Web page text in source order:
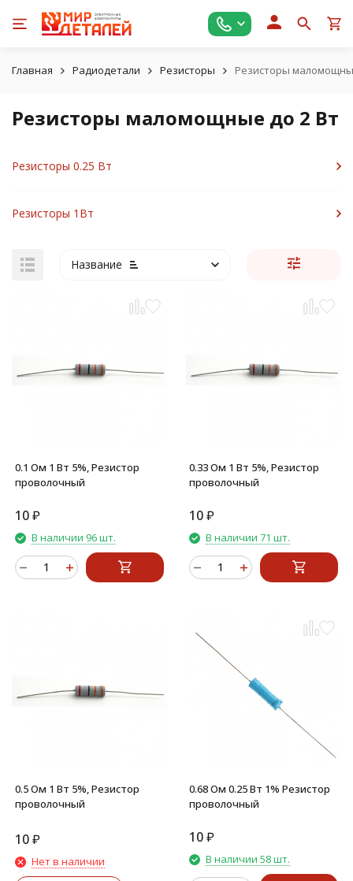
Главная Радиодетали Резисторы Резисторы
Резисторы маломощные до 2 Вт
Резисторы 0.25 Вт
Резисторы 1Вт
Название
0.1 Ом 1 Вт 5%, Резистор
проволочный
10₽
В наличии 96 шт.
0.33 Ом 1 Вт 5%, Резистор
проволочный
10₽
В наличии 71 шт.
0.5 Ом 1 Вт 5%, Резистор
проволочный
10₽
Нет в наличии
0.68 Ом 0.25 Вт 1% Резистор
проволочный
10₽
В наличии 58 шт.